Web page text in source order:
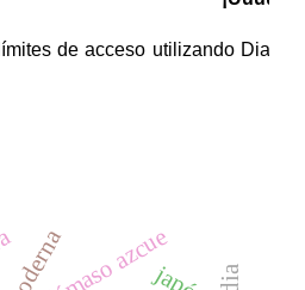
dámaso azcue